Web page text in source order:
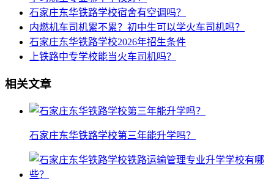
石家庄东华铁路学校宿舍有空调吗？
内燃机车司机累不累？初中生可以学火车司机吗？
石家庄东华铁路学校2026年招生条件
上铁路中专学校能当火车司机吗？
相关文章
石家庄东华铁路学校第三年能升学吗？